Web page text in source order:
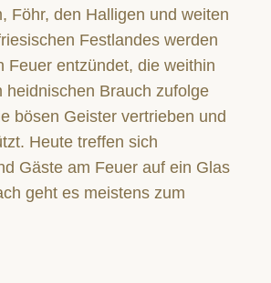
Föhr, den Halligen und weiten
Festlandes werden
Feuer entzündet, die weithin
heidnischen Brauch zufolge
bösen Geister vertrieben und
Heute treffen sich
Gäste am Feuer auf ein Glas
geht es meistens zum